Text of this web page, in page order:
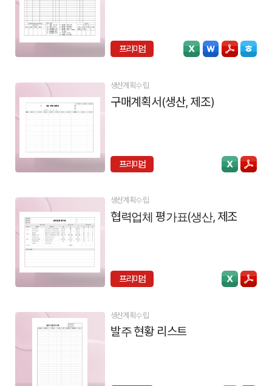
프리미엄
생산계획수립
구매계획서(생산, 제조)
프리미엄
생산계획수립
협력업체 평가표(생산, 제조)
프리미엄
생산계획수립
발주 현황 리스트